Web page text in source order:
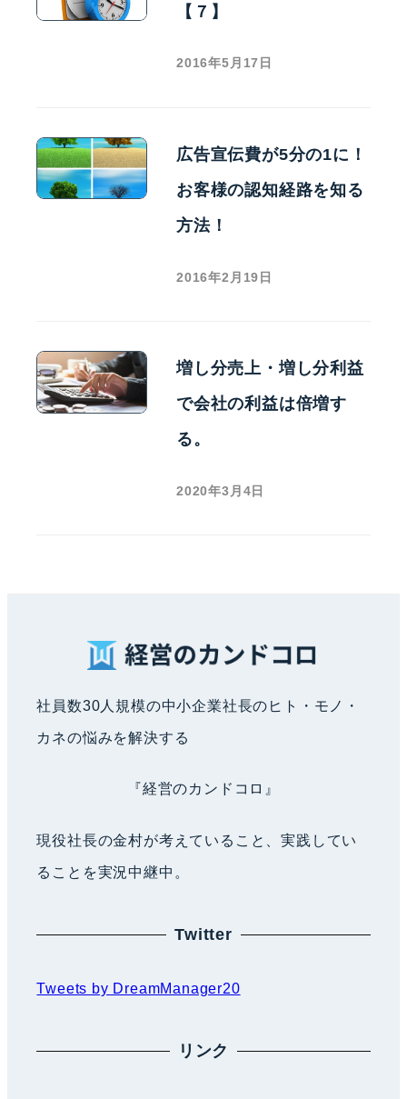
【７】
2016年5月17日
広告宣伝費が5分の1に！
お客様の認知経路を知る
方法！
2016年2月19日
増し分売上・増し分利益
で会社の利益は倍増す
る。
2020年3月4日
社員数30人規模の中小企業社長のヒト・モノ・
カネの悩みを解決する
『経営のカンドコロ』
現役社長の金村が考えていること、実践してい
ることを実況中継中。
Twitter
Tweets by DreamManager20
リンク